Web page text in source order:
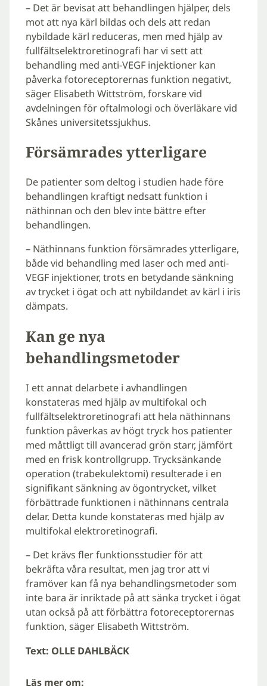
– Det är bevisat att behandlingen hjälper, dels
mot att nya kärl bildas och dels att redan
nybildade kärl reduceras, men med hjälp av
fullfältselektroretinografi har vi sett att
behandling med anti-VEGF injektioner kan
påverka fotoreceptorernas funktion negativt,
säger Elisabeth Wittström, forskare vid
avdelningen för oftalmologi och överläkare vid
Skånes universitetssjukhus.
Försämrades ytterligare
De patienter som deltog i studien hade före
behandlingen kraftigt nedsatt funktion i
näthinnan och den blev inte bättre efter
behandlingen.
– Näthinnans funktion försämrades ytterligare,
både vid behandling med laser och med anti-
VEGF injektioner, trots en betydande sänkning
av trycket i ögat och att nybildandet av kärl i iris
dämpats.
Kan ge nya
behandlingsmetoder
I ett annat delarbete i avhandlingen
konstateras med hjälp av multifokal och
fullfältselektroretinografi att hela näthinnans
funktion påverkas av högt tryck hos patienter
med måttligt till avancerad grön starr, jämfört
med en frisk kontrollgrupp. Trycksänkande
operation (trabekulektomi) resulterade i en
signifikant sänkning av ögontrycket, vilket
förbättrade funktionen i näthinnans centrala
delar. Detta kunde konstateras med hjälp av
multifokal elektroretinografi.
– Det krävs fler funktionsstudier för att
bekräfta våra resultat, men jag tror att vi
framöver kan få nya behandlingsmetoder som
inte bara är inriktade på att sänka trycket i ögat
utan också på att förbättra fotoreceptorernas
funktion, säger Elisabeth Wittström.
Text: OLLE DAHLBÄCK
Läs mer om: